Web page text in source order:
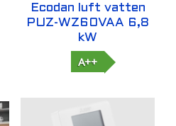
Ecodan luft vatten
PUZ-WZ60VAA 6,8
kW
A++